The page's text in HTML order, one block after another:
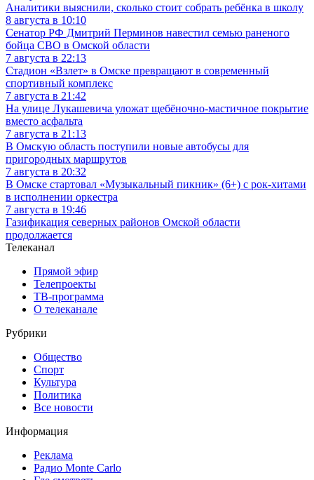
Аналитики выяснили, сколько стоит собрать ребёнка в школу
8 августа в 10:10
Сенатор РФ Дмитрий Перминов навестил семью раненого
бойца СВО в Омской области
7 августа в 22:13
Стадион «Взлет» в Омске превращают в современный
спортивный комплекс
7 августа в 21:42
На улице Лукашевича уложат щебёночно-мастичное покрытие
вместо асфальта
7 августа в 21:13
В Омскую область поступили новые автобусы для
пригородных маршрутов
7 августа в 20:32
В Омске стартовал «Музыкальный пикник» (6+) с рок-хитами
в исполнении оркестра
7 августа в 19:46
Газификация северных районов Омской области
продолжается
Телеканал
Прямой эфир
Телепроекты
ТВ-программа
О телеканале
Рубрики
Общество
Спорт
Культура
Политика
Все новости
Информация
Реклама
Радио Monte Carlo